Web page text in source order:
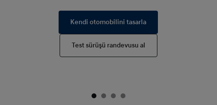
Kendi otomobilini tasarla
Test sürüşü randevusu al